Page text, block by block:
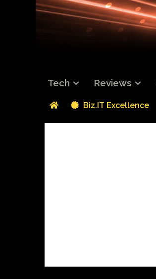
Tech Reviews
Biz.IT Excellence